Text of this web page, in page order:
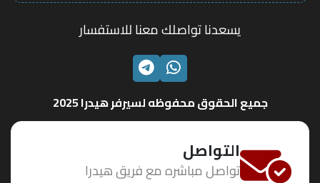
يسعدنا تواصلك معنا للاستفسار
الواتسابتليجرام
جميع الحقوق محفوظه لسيرفر هيدرا 2025
التواصل
تواصل مباشره مع فريق هيدرا